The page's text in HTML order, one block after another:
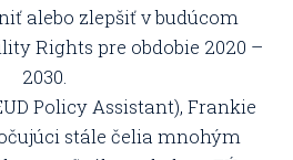
alebo zlepšiť v budúcom
Rights pre obdobie 2020 –
2030.
Policy Assistant), Frankie
stále čelia mnohým